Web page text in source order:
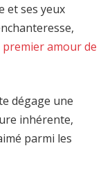
et ses yeux
premier amour de
dégage une
inhérente,
parmi les